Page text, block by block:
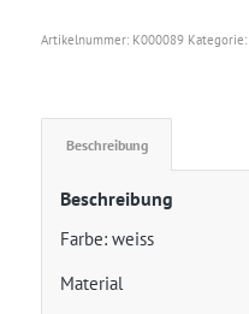
Artikelnummer: K000089 Kategorie:
Beschreibung
Beschreibung
Farbe: weiss
Material